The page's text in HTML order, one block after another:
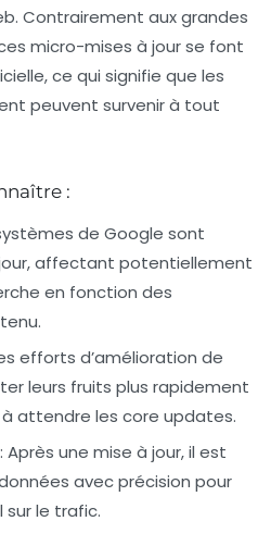
Contrairement aux grandes
micro-mises à jourse font
ce qui signifie que les
peuvent survenir à tout
:
de Google sont
affectant potentiellement
en fonction des
efforts d’amélioration de
leurs fruits plus rapidement
à attendre les core updates.
: Après une mise à jour, il est
avec précision pour
sur le trafic.